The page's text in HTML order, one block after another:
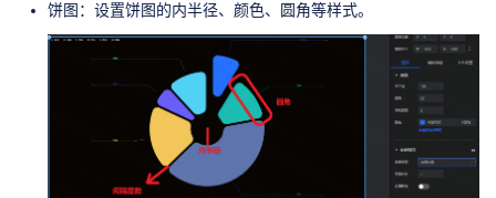
饼图：设置饼图的内半径、颜色、圆角等样式。